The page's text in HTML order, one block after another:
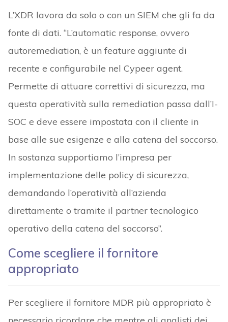
L’XDR lavora da solo o con un SIEM che gli fa da
fonte di dati. “L’automatic response, ovvero
autoremediation, è un feature aggiunte di
recente e configurabile nel Cypeer agent.
Permette di attuare correttivi di sicurezza, ma
questa operatività sulla remediation passa dall’I-
SOC e deve essere impostata con il cliente in
base alle sue esigenze e alla catena del soccorso.
In sostanza supportiamo l’impresa per
implementazione delle policy di sicurezza,
demandando l’operatività all’azienda
direttamente o tramite il partner tecnologico
operativo della catena del soccorso”.
Come scegliere il fornitore
appropriato
Per scegliere il fornitore MDR più appropriato è